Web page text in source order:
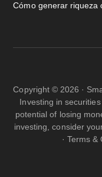
Cómo generar riqueza
Copyright © 2026 ·
Investing in
potential of losing
investing, consider
· Terms &